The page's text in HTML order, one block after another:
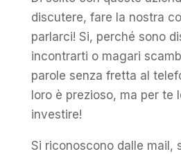
discutere, fare la nostra
parlarci! Si, perché sono
incontrarti o magari
parole senza fretta al
loro è prezioso, ma per te
investire!
Si riconoscono dalle mail,